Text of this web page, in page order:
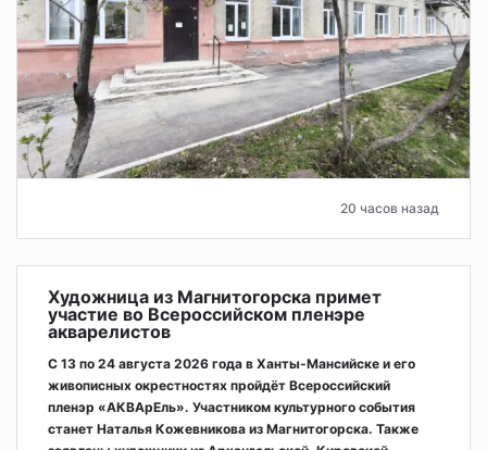
20 часов назад
Художница из Магнитогорска примет
участие во Всероссийском пленэре
акварелистов
С 13 по 24 августа 2026 года в Ханты-Мансийске и его
живописных окрестностях пройдёт Всероссийский
пленэр «АКВАрЕль». Участником культурного события
станет Наталья Кожевникова из Магнитогорска. Также